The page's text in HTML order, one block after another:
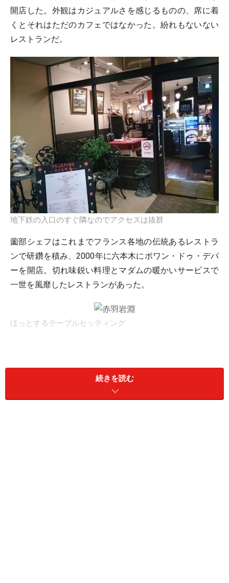
開店した。外観はカジュアルさを感じるものの、席に着
くとそれはただのカフェではなかった。紛れもないない
レストランだ。
地下鉄の入口のすぐ隣なのでアクセスは抜群
薗部シェフはこれまでフランス各地の伝統あるレストラ
ンで研鑽を積み、2000年に六本木にポワン・ドゥ・デパ
ーを開店。切れ味鋭い料理とマダムの暖かいサービスで
一世を風靡したレストランがあった。
ほっとするテーブルセッティング
ビルとのトラブルで退転を余儀なくされた話は割愛する
が、ひとりの有能な料理人とそのマダムの人生は2010年
に大きく変わった。料理界から消えていく料理人もいれ
続きを読む